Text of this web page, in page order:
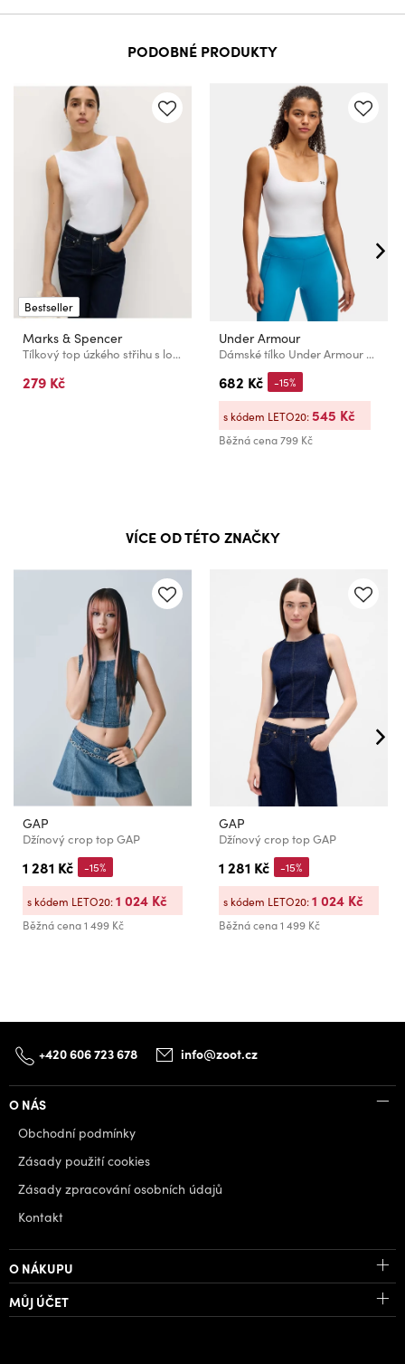
PODOBNÉ PRODUKTY
Bestseller
Marks & Spencer
Tílkový top úzkého střihu s lodičkovým výstřihem s vysokým podílem bavlny Marks & Spencer bílá
279 Kč
Under Armour
Dámské tílko Under Armour Motion Tank EMEA
682 Kč
Běžná cena799 Kč
-15%
s kódem LETO20:545 Kč
VÍCE OD TÉTO ZNAČKY
GAP
Džínový crop top GAP
1 281 Kč
Běžná cena1 499 Kč
-15%
s kódem LETO20:1 024 Kč
GAP
Džínový crop top GAP
1 281 Kč
Běžná cena1 499 Kč
-15%
s kódem LETO20:1 024 Kč
+420 606 723 678 info@zoot.cz
O NÁS
Obchodní podmínky
Zásady použití cookies
Zásady zpracování osobních údajů
Kontakt
O NÁKUPU
MŮJ ÚČET